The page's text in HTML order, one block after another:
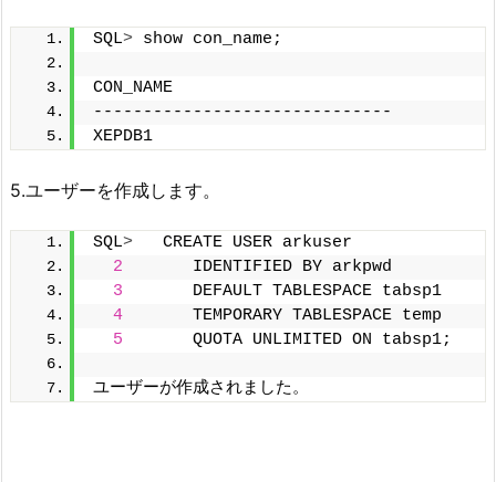
SQL> show con_name;
CON_NAME
------------------------------
XEPDB1
5.ユーザーを作成します。
SQL>
   CREATE USER arkuser
2
       IDENTIFIED BY arkpwd
3
       DEFAULT TABLESPACE tabsp1
4
       TEMPORARY TABLESPACE temp
5
       QUOTA UNLIMITED ON tabsp1;
ユーザーが作成されました。